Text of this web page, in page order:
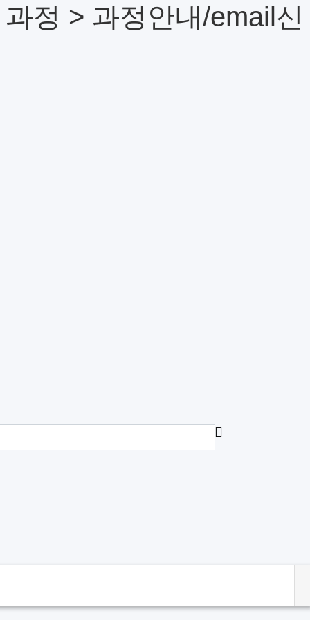
정 > 과정안내/email신